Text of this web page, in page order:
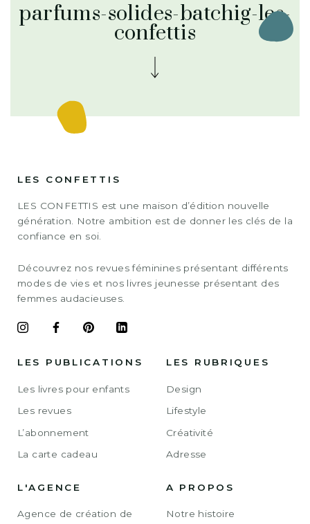
parfums-solides-batchig-les-
confettis
LES CONFETTIS
LES CONFETTIS est une maison d’édition nouvelle
génération. Notre ambition est de donner les clés de la
confiance en soi.
Découvrez nos revues féminines présentant différents
modes de vies et nos livres jeunesse présentant des
femmes audacieuses.
LES PUBLICATIONS
Les livres pour enfants
Les revues
L’abonnement
La carte cadeau
LES RUBRIQUES
Design
Lifestyle
Créativité
Adresse
L'AGENCE
Agence de création de
A PROPOS
Notre histoire